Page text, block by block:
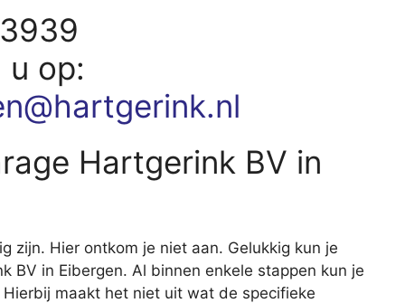
op:
Hartgerink BV in
zijn. Hier ontkom je niet aan. Gelukkig kun je
BV in Eibergen. Al binnen enkele stappen kun je
maakt het niet uit wat de specifieke